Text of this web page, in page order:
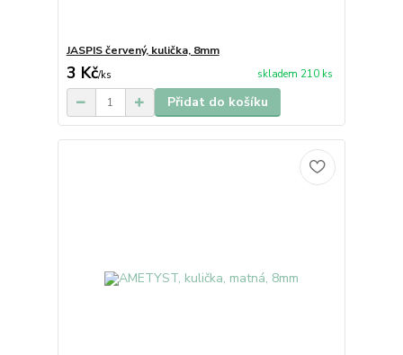
JASPIS červený, kulička, 8mm
3 Kč/ks skladem 210 ks
Přidat do košíku